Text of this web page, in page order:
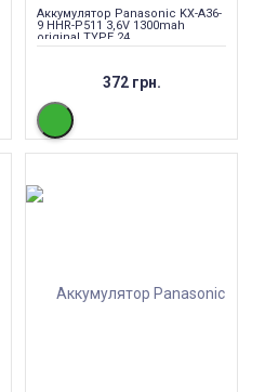
Аккумулятор Panasonic KX-A36-
9 HHR-P511 3,6V 1300mah
original TYPE 24
372 грн.